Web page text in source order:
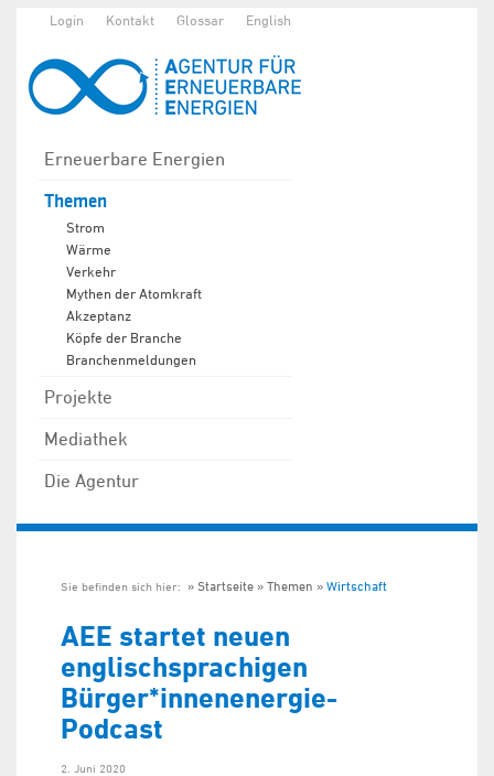
Login Kontakt Glossar English
Erneuerbare Energien
Themen
Strom
Wärme
Verkehr
Mythen der Atomkraft
Akzeptanz
Köpfe der Branche
Branchenmeldungen
Projekte
Mediathek
Die Agentur
Sie befinden sich hier: Startseite Themen Wirtschaft
AEE startet neuen
englischsprachigen
Bürger*innenenergie-
Podcast
2. Juni 2020